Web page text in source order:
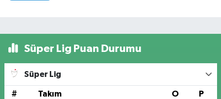
Süper Lig Puan Durumu
Süper Lig
# Takım O P